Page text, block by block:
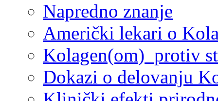
Napredno znanje
Američki lekari o
Kolagen(om) protiv
Dokazi o delovanju